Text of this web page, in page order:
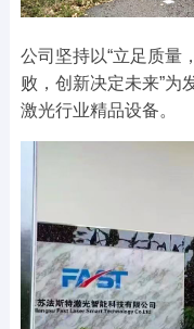
公司坚持以“立足质量
败，创新决定未来”为
激光行业精品设备。